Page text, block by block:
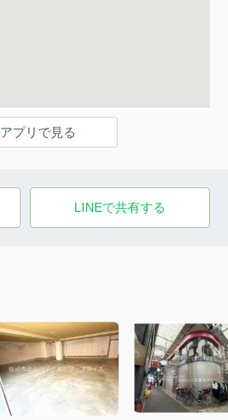
プリで見る
LINEで共有する